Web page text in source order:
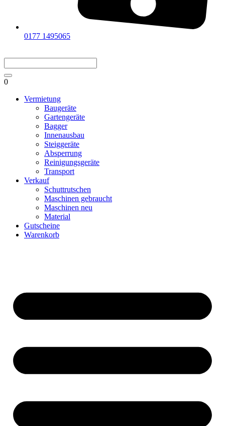
0177 1495065
0
Vermietung
Baugeräte
Gartengeräte
Bagger
Innenausbau
Steiggeräte
Absperrung
Reinigungsgeräte
Transport
Verkauf
Schuttrutschen
Maschinen gebraucht
Maschinen neu
Material
Gutscheine
Warenkorb